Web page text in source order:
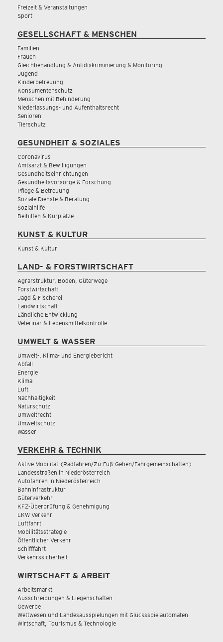
Freizeit & Veranstaltungen
Sport
GESELLSCHAFT & MENSCHEN
Familien
Frauen
Gleichbehandlung & Antidiskriminierung & Monitoring
Jugend
Kinderbetreuung
Konsumentenschutz
Menschen mit Behinderung
Niederlassungs- und Aufenthaltsrecht
Senioren
Tierschutz
GESUNDHEIT & SOZIALES
Coronavirus
Amtsarzt & Bewilligungen
Gesundheitseinrichtungen
Gesundheitsvorsorge & Forschung
Pflege & Betreuung
Soziale Dienste & Beratung
Sozialhilfe
Beihilfen & Kurplätze
KUNST & KULTUR
Kunst & Kultur
LAND- & FORSTWIRTSCHAFT
Agrarstruktur, Boden, Güterwege
Forstwirtschaft
Jagd & Fischerei
Landwirtschaft
Ländliche Entwicklung
Veterinär & Lebensmittelkontrolle
UMWELT & WASSER
Umwelt-, Klima- und Energiebericht
Abfall
Energie
Klima
Luft
Nachhaltigkeit
Naturschutz
Umweltrecht
Umweltschutz
Wasser
VERKEHR & TECHNIK
Aktive Mobilität (Radfahren/Zu-Fuß-Gehen/Fahrgemeinschaften)
Landesstraßen in Niederösterreich
Autofahren in Niederösterreich
Bahninfrastruktur
Güterverkehr
KFZ-Überprüfung & Genehmigung
LKW Verkehr
Luftfahrt
Mobilitätsstrategie
Öffentlicher Verkehr
Schifffahrt
Verkehrssicherheit
WIRTSCHAFT & ARBEIT
Arbeitsmarkt
Ausschreibungen & Liegenschaften
Gewerbe
Wettwesen und Landesausspielungen mit Glücksspielautomaten
Wirtschaft, Tourismus & Technologie